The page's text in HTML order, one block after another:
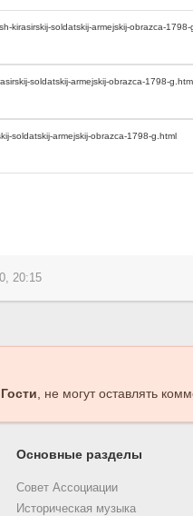
20:15
Гости, не могут оставлять
Основные разделы
Совет Ассоциации
Историческая музыка